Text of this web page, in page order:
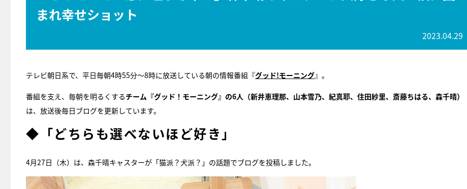
まれ幸せショット
2023.04.29
テレビ朝日系で、平日毎朝4時55分～8時に放送している朝の情報番組『グッド!モーニング』。
番組を支え、毎朝を明るくするチーム『グッド！モーニング』の6人（新井恵理那、山本雪乃、紀真耶、住田紗里、斎藤ちはる、森千晴）
は、放送後毎日ブログを更新しています。
◆「どちらも選べないほど好き」
4月27日（木）は、森千晴キャスターが「猫派？犬派？」の話題でブログを投稿しました。